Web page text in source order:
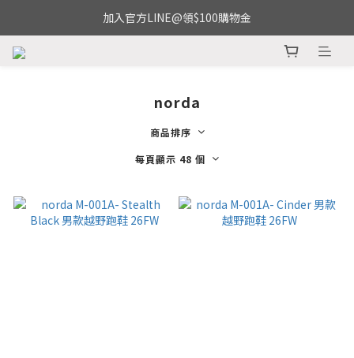
加入官方LINE@領$100購物金
norda
商品排序
每頁顯示 48 個